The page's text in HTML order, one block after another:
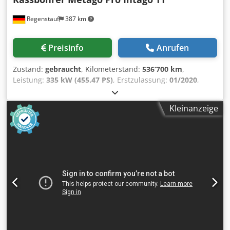
Federungstyp: Luftfederung, Art der Kabine: Kurze Kabine,
Tachograph, Klimaanlage, Elektrische Fensterheber,
Elektrische Spiegel, Radio/Kassette, Farbe: Gelb, Beheizte
Spurhalteassistent, Motorleistung: 207 kW (278 Hp),
Kraftstoff: Diesel, Euro: 6, Getriebeart: Automatic,
Getriebetyp: ZF, Gänge: 12, Servolenkung, ABS, ASR,
Hydraulikanlage, Nebenantrieb, Zapfwellentyp: 1,
Starterbatterie, Pumpe, Sitzplätze: 2, Sitzaufstellung: 1+1,
Sitzbezug: Stoff, Sitzverstellung: Manuell = Weitere
links: 10 mm; Reifen Profil rechts: 10 mm; Federung:
Blattfederung Achse 2: Doppelbereift; Reifen Profil links
innnerhalb: 8 mm; Reifen Profil links außen: 5 mm; Reifen
Regenstauf 387 km
Preisinfo Anrufen
Zustand: gebraucht, Kilometerstand: 536’700 km,
Leistung: 335 kW (455.47 PS), Erstzulassung: 01/2020,
, Gesamtgewicht:
Konfiguration:3 Achsen, nächste Prüfung (TÜV):05/2027,
Bremsen:
, Getriebetyp:
Automatisch
Ausstattung:
Rückfahrwarner * Standheizung * Differentialsperre *
Kühlschrank * Arbeitsscheinwerfer * Ersatzreifen *
Bereifung: 315/60 R 22,5 * Profil Achse 1: 60 % * Profil
Kleinanzeige